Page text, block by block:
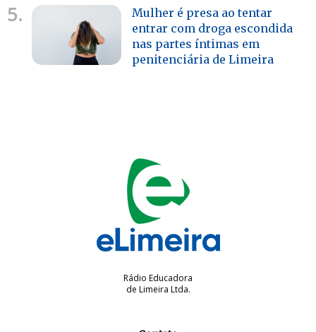
5.
Mulher é presa ao tentar
entrar com droga escondida
nas partes íntimas em
penitenciária de Limeira
Rádio Educadora
de Limeira Ltda.